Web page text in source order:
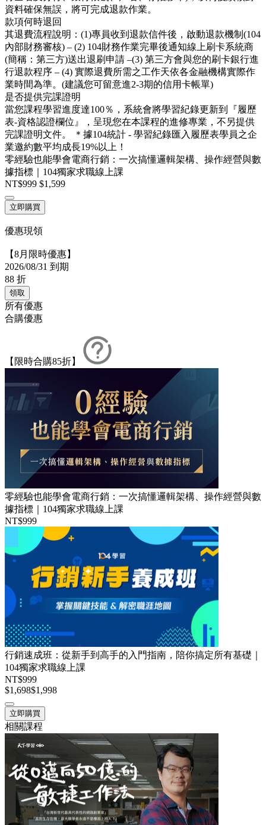
資料確保無誤，將可完成退款作業。
款項何時退回
其退費流程說明：(1)專員收到退款信件後，啟動退款機制(104
內部財務審核) – (2) 104財務作業完畢後通知線上刷卡系統商
(簡稱：第三方)送出退刷申請 –(3) 第三方會與您的刷卡銀行進
行退款程序 – (4) 實際退費所需之工作天依各金融機構實際作
業時間為準。(建議您可留意進2-3期的信用卡帳單)
是否提供完課證明
當您課程學習進度達100％，系統會將學習紀錄更新到『履歷
表-資格認證欄位』，呈現您在本課程的進修專業，不另提供
完課證明文件。 ＊據104統計 - 學習紀錄匯入履歷表學員之企
業邀約數平均成長19%以上！
零經驗也能學會電商行銷：一次搞懂邏輯架構、操作經營與數
據指標｜104獨家求職線上課
NT$999 $1,599
立即購買
優惠現領
【8月限時優惠】
2026/08/31 到期
88 折
領取
所有優惠
合購優惠
【限時合購85折】
零經驗也能學會電商行銷：一次搞懂邏輯架構、操作經營與數
據指標｜104獨家求職線上課
NT$999
行銷速成班：從新手到高手的入門指南，陪你搞定所有基礎｜
104獨家求職線上課
NT$999
$1,698$1,998
立即購買
相關課程